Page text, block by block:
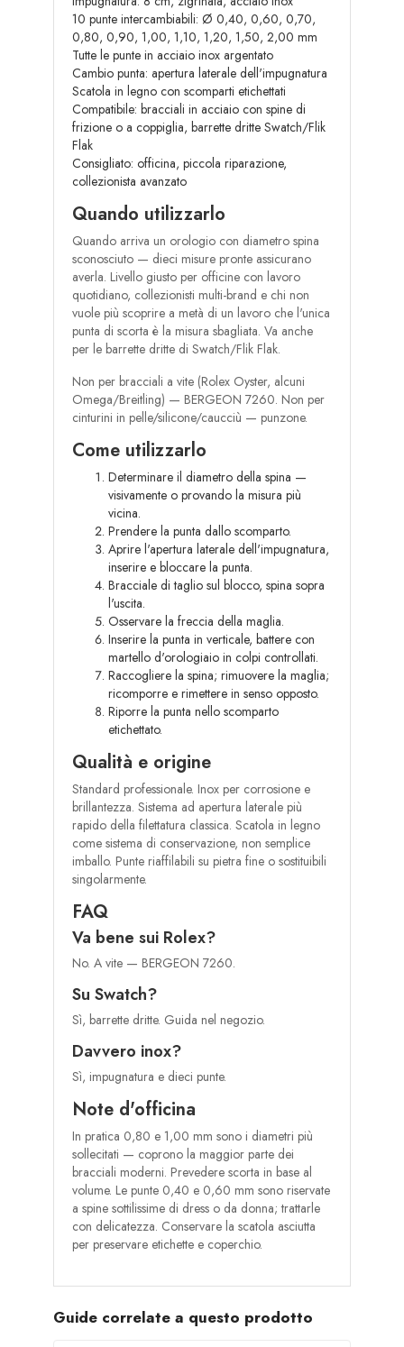
10 punte intercambiabili: Ø 0,40, 0,60, 0,70,
0,80, 0,90, 1,00, 1,10, 1,20, 1,50, 2,00 mm
Tutte le punte in acciaio inox argentato
Cambio punta: apertura laterale dell'impugnatura
Scatola in legno con scomparti etichettati
Compatibile: bracciali in acciaio con spine di
frizione o a coppiglia, barrette dritte Swatch/Flik
Flak
Consigliato: officina, piccola riparazione,
collezionista avanzato
Quando utilizzarlo
Quando arriva un orologio con diametro spina
sconosciuto — dieci misure pronte assicurano
averla. Livello giusto per officine con lavoro
quotidiano, collezionisti multi-brand e chi non
vuole più scoprire a metà di un lavoro che l'unica
punta di scorta è la misura sbagliata. Va anche
per le barrette dritte di Swatch/Flik Flak.
Non per bracciali a vite (Rolex Oyster, alcuni
Omega/Breitling) — BERGEON 7260. Non per
cinturini in pelle/silicone/caucciù — punzone.
Come utilizzarlo
Determinare il diametro della spina —
visivamente o provando la misura più
vicina.
Prendere la punta dallo scomparto.
Aprire l'apertura laterale dell'impugnatura,
inserire e bloccare la punta.
Bracciale di taglio sul blocco, spina sopra
l'uscita.
Osservare la freccia della maglia.
Inserire la punta in verticale, battere con
martello d'orologiaio in colpi controllati.
Raccogliere la spina; rimuovere la maglia;
ricomporre e rimettere in senso opposto.
Riporre la punta nello scomparto
etichettato.
Qualità e origine
Standard professionale. Inox per corrosione e
brillantezza. Sistema ad apertura laterale più
rapido della filettatura classica. Scatola in legno
come sistema di conservazione, non semplice
imballo. Punte riaffilabili su pietra fine o sostituibili
singolarmente.
FAQ
Va bene sui Rolex?
No. A vite — BERGEON 7260.
Su Swatch?
Sì, barrette dritte. Guida nel negozio.
Davvero inox?
Sì, impugnatura e dieci punte.
Note d'officina
In pratica 0,80 e 1,00 mm sono i diametri più
sollecitati — coprono la maggior parte dei
bracciali moderni. Prevedere scorta in base al
volume. Le punte 0,40 e 0,60 mm sono riservate
a spine sottilissime di dress o da donna; trattarle
con delicatezza. Conservare la scatola asciutta
per preservare etichette e coperchio.
Guide correlate a questo prodotto